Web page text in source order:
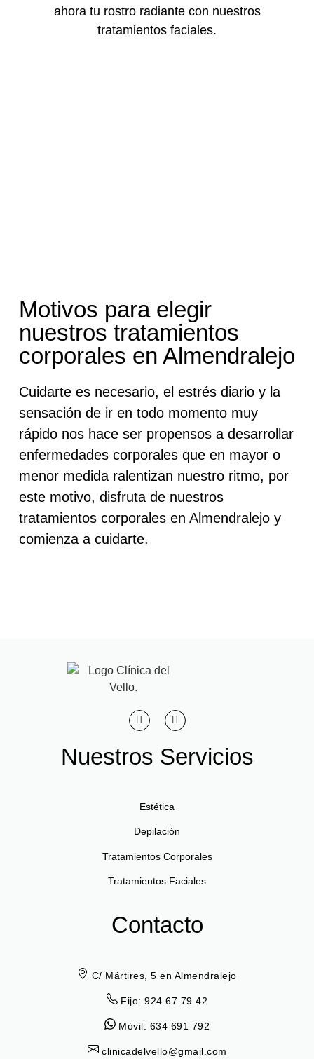
ahora tu rostro radiante con nuestros
tratamientos faciales.
Motivos para elegir
nuestros tratamientos
corporales en Almendralejo
Cuidarte es necesario, el estrés diario y la
sensación de ir en todo momento muy
rápido nos hace ser propensos a desarrollar
enfermedades corporales que en mayor o
menor medida ralentizan nuestro ritmo, por
este motivo, disfruta de nuestros
tratamientos corporales en Almendralejo y
comienza a cuidarte.
Nuestros Servicios
Estética
Depilación
Tratamientos Corporales
Tratamientos Faciales
Contacto
C/ Mártires, 5 en Almendralejo
Fijo: 924 67 79 42
Móvil: 634 691 792
clinicadelvello@gmail.com